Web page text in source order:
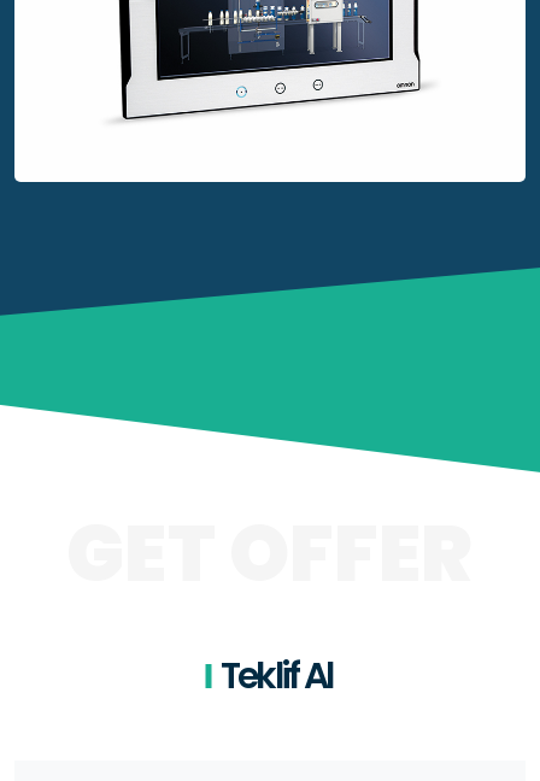
Teklif Al